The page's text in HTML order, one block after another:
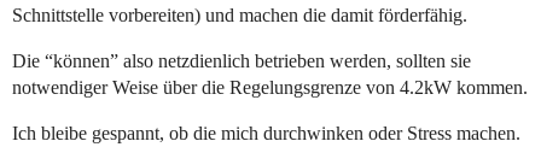
Schnittstelle vorbereiten) und machen die damit förderfähig.
Die “können” also netzdienlich betrieben werden, sollten sie
notwendiger Weise über die Regelungsgrenze von 4.2kW kommen.
Ich bleibe gespannt, ob die mich durchwinken oder Stress machen.